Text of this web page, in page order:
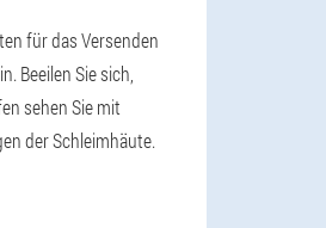
für das Versenden
Beeilen Sie sich,
sehen Sie mit
der Schleimhäute.